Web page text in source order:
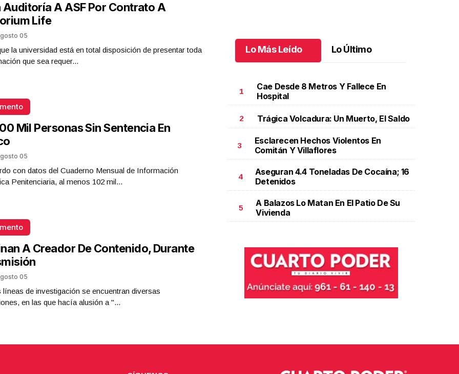
Auditoría A ASF Por Contrato A
Life
05
la universidad está en total disposición de presentar toda
que sea requer...
Mil Personas Sin Sentencia En
05
con datos del Cuaderno Mensual de Información
Penitenciaria, al menos 102 mil...
A Creador De Contenido, Durante
05
líneas de investigación se encuentran diversas
en las que hacía alusión a "...
#Noticiero TVO #TuDiarioVivir con Carlos César
Los sueños se hacen realidad.Los sueños se hacen
realidad
Julio 04 l
Lo Más Leído Lo Último
1
Cae Desde 8 Metros Y Fallece En
Hospital
2 Trágica Volcadura: Un Muerto, El Saldo
3
Esclarecen Hechos Violentos En
Comitán Y Villaflores
4
Aseguran 4.4 Toneladas De Cocaína; 16
Detenidos
5
A Balazos Lo Matan En El Patio De Su
Vivienda